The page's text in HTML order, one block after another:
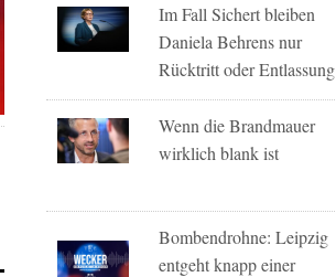
Im Fall Sichert bleiben
Daniela Behrens nur
Rücktritt oder Entlassung
Wenn die Brandmauer
wirklich blank ist
Bombendrohne: Leipzig
entgeht knapp einer